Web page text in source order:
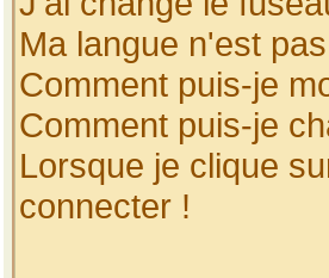
Ma langue n'est
Comment puis-je
Comment puis-je
Lorsque je clique
connecter !